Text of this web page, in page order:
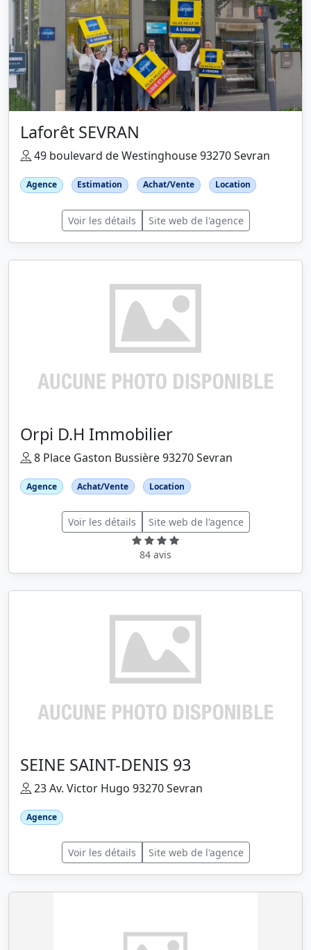
Laforêt SEVRAN
49 boulevard de Westinghouse 93270 Sevran
Agence Estimation Achat/Vente Location
Voir les détails Site web de l'agence
Orpi D.H Immobilier
8 Place Gaston Bussière 93270 Sevran
Agence Achat/Vente Location
Voir les détails Site web de l'agence
84 avis
SEINE SAINT-DENIS 93
23 Av. Victor Hugo 93270 Sevran
Agence
Voir les détails Site web de l'agence